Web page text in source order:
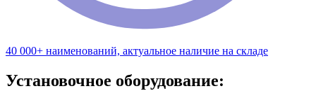
40 000+ наименований, актуальное наличие на складе
Установочное оборудование: